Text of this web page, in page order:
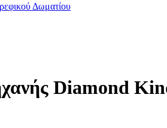
Δωματίου
Diamond